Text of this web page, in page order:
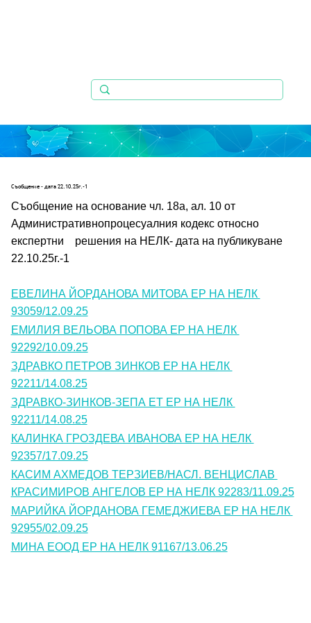
Съобщениe - дата 22.10.25г.-1
Съобщение на основание чл. 18а, ал. 10 от
Административнопроцесуалния кодекс относно
експертни    решения на НЕЛК- дата на публикуване
22.10.25г.-1
ЕВЕЛИНА ЙОРДАНОВА МИТОВА ЕР НА НЕЛК
93059/12.09.25
ЕМИЛИЯ ВЕЛЬОВА ПОПОВА ЕР НА НЕЛК
92292/10.09.25
ЗДРАВКО ПЕТРОВ ЗИНКОВ ЕР НА НЕЛК
92211/14.08.25
ЗДРАВКО-ЗИНКОВ-ЗЕПА ЕТ ЕР НА НЕЛК
92211/14.08.25
КАЛИНКА ГРОЗДЕВА ИВАНОВА ЕР НА НЕЛК
92357/17.09.25
КАСИМ АХМЕДОВ ТЕРЗИЕВ/НАСЛ. ВЕНЦИСЛАВ
КРАСИМИРОВ АНГЕЛОВ ЕР НА НЕЛК 92283/11.09.25
МАРИЙКА ЙОРДАНОВА ГЕМЕДЖИЕВА ЕР НА НЕЛК
92955/02.09.25
МИНА ЕООД ЕР НА НЕЛК 91167/13.06.25